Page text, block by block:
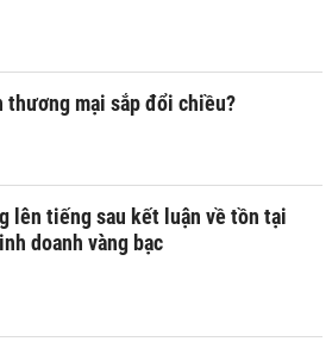
thương mại sắp đổi chiều?
lên tiếng sau kết luận về tồn tại
doanh vàng bạc